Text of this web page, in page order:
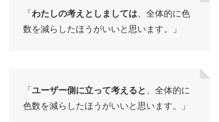
「 わたしの考えとしましては、全体的に色
数を減らしたほうがいいと思います。」
「 ユーザー側に立って考えると 、全体的に
色数を減らしたほうがいいと思います。」